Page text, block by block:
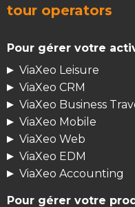
tour operators
Pour gérer votre
ViaXeo Leisure
ViaXeo CRM
ViaXeo Business
ViaXeo Mobile
ViaXeo Web
ViaXeo EDM
ViaXeo Accounting
Pour gérer votre